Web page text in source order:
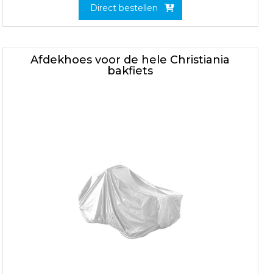
Direct bestellen
Afdekhoes voor de hele Christiania
bakfiets